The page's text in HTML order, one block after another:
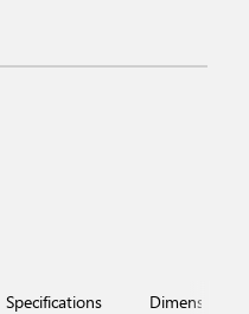
Specifications Dimensions